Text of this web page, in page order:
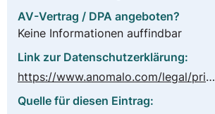
AV-Vertrag / DPA angeboten?
Keine Informationen auffindbar
Link zur Datenschutzerklärung:
https://www.anomalo.com/legal/privacy
Quelle für diesen Eintrag: